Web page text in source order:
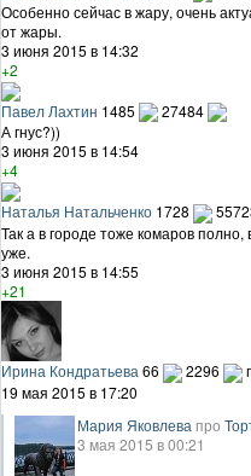
Особенно сейчас в жару, очень
от жары.
3 июня 2015 в 14:32
+2
Павел Лахтин 1485
27484
А гнус?))
3 июня 2015 в 14:54
+4
Наталья Натальченко 1728
Так а в городе тоже комаров
уже.
3 июня 2015 в 14:55
+21
Ирина Кондратьева 66 2296
19 мая 2015 в 17:20
Мария Яковлева про
3 мая 2015 в 00:21